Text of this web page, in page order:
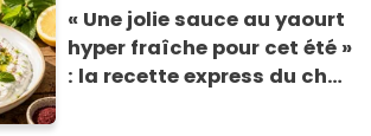
« Une jolie sauce au yaourt
hyper fraîche pour cet été »
: la recette express du chef